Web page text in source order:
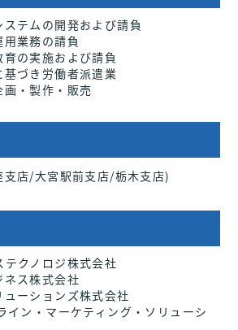
ステムの開発および請負
用業務の請負
育の実施および請負
基づき労働者派遣業
画・製作・販売
支店/大宮駅前支店/栃木支店)
クノロジ株式会社
ネス株式会社
ーションズ株式会社
イン・マーケティング・ソリューシ